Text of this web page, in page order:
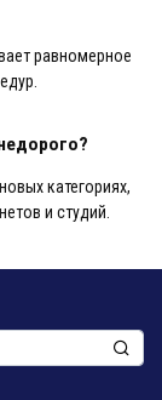
равномерное
категориях,
и студий.